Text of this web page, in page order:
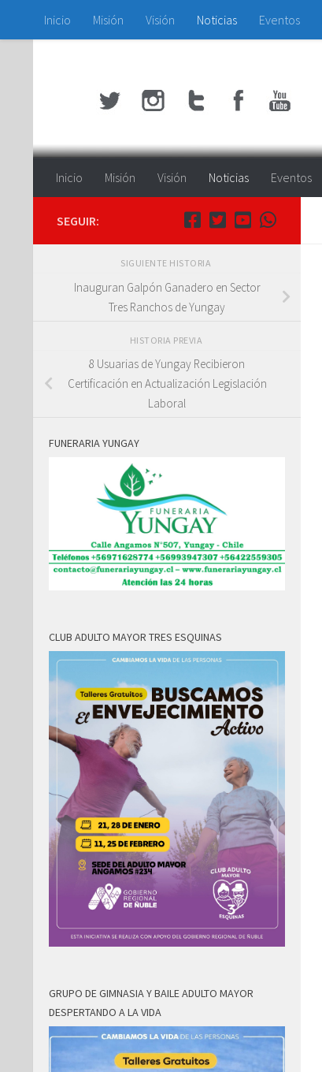
Saltar al contenido
Inicio Misión Visión Noticias Eventos
Inicio Misión Visión Noticias Eventos
SEGUIR:
SIGUIENTE HISTORIA
Inauguran Galpón Ganadero en Sector
Tres Ranchos de Yungay
HISTORIA PREVIA
8 Usuarias de Yungay Recibieron
Certificación en Actualización Legislación
Laboral
FUNERARIA YUNGAY
CLUB ADULTO MAYOR TRES ESQUINAS
GRUPO DE GIMNASIA Y BAILE ADULTO MAYOR
DESPERTANDO A LA VIDA